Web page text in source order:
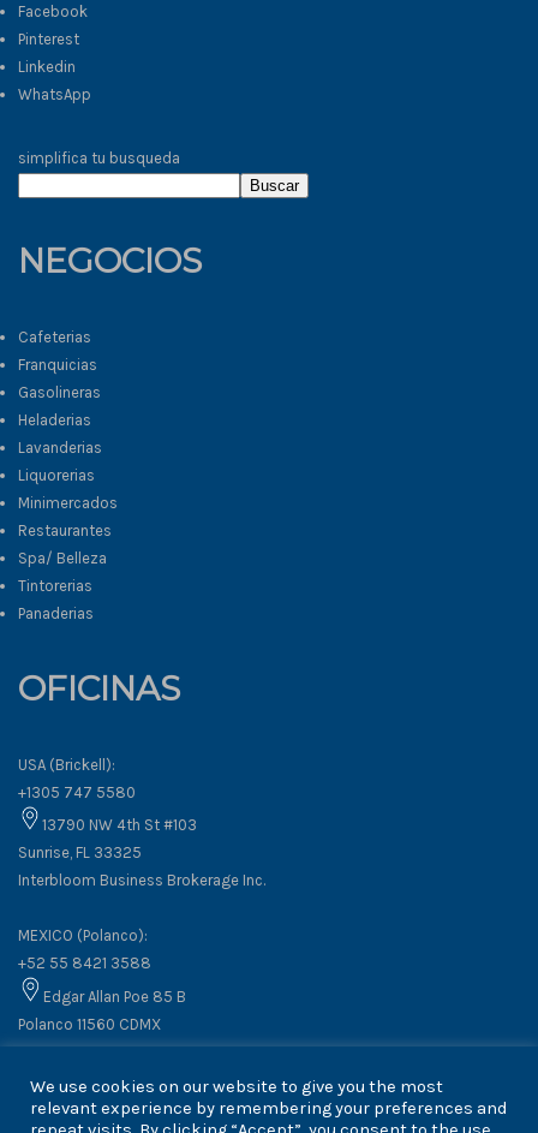
Facebook
Pinterest
Linkedin
WhatsApp
simplifica tu busqueda
Buscar
NEGOCIOS
Cafeterias
Franquicias
Gasolineras
Heladerias
Lavanderias
Liquorerias
Minimercados
Restaurantes
Spa/ Belleza
Tintorerias
Panaderias
OFICINAS
USA (Brickell):
+1305 747 5580
13790 NW 4th St #103
Sunrise, FL 33325
Interbloom Business Brokerage Inc.
MEXICO (Polanco):
+52 55 8421 3588
Edgar Allan Poe 85 B
Polanco 11560 CDMX
We use cookies on our website to give you the most
relevant experience by remembering your preferences and